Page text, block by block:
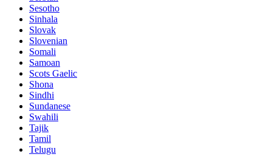
Sesotho
Sinhala
Slovak
Slovenian
Somali
Samoan
Scots Gaelic
Shona
Sindhi
Sundanese
Swahili
Tajik
Tamil
Telugu